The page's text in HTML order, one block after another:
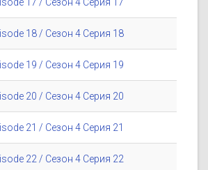
17 / Сезон 4 Серия 17
18 / Сезон 4 Серия 18
19 / Сезон 4 Серия 19
20 / Сезон 4 Серия 20
21 / Сезон 4 Серия 21
22 / Сезон 4 Серия 22